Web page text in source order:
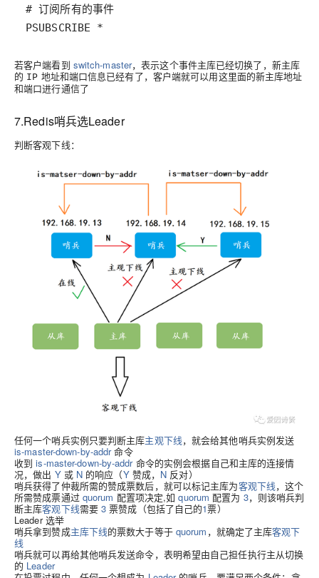
# 订阅所有的事件
PSUBSCRIBE *
若客户端看到 switch-master，表示这个事件主库已经切换了，新主库
的 IP 地址和端口信息已经有了，客户端就可以用这里面的新主库地址
和端口进行通信了
7.Redis哨兵选Leader
判断客观下线：
任何一个哨兵实例只要判断主库主观下线，就会给其他哨兵实例发送
is-master-down-by-addr命令
收到is-master-down-by-addr命令的实例会根据自己和主库的连接情
况，做出 Y或 N 的响应（Y赞成， N 反对）
哨兵获得了仲裁所需的赞成票数后，就可以标记主库为客观下线，这个
所需赞成票通过 quorum 配置项决定,如quorum 配置为 3，则该哨兵判
断主库客观下线需要3 票赞成（包括了自己的1票）
Leader 选举
哨兵拿到赞成主库下线的票数大于等于 quorum ，就确定了主库客观下
线
哨兵就可以再给其他哨兵发送命令，表明希望由自己担任执行主从切换
的 Leader